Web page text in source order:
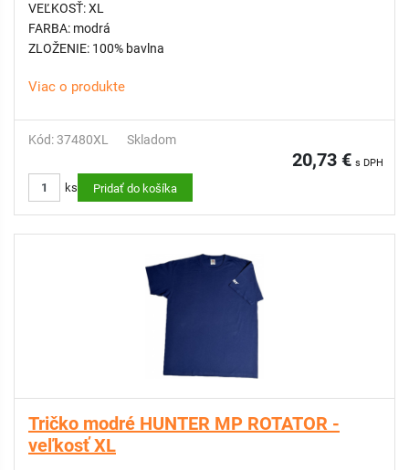
VEĽKOSŤ: XL
FARBA: modrá
ZLOŽENIE: 100% bavlna
Viac o produkte
Kód: 37480XL Skladom
20,73 € s DPH
ks Pridať do košíka
Tričko modré HUNTER MP ROTATOR -
veľkosť XL